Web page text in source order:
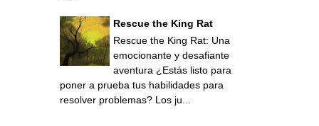
Rescue the King Rat
Rescue the King Rat: Una
emocionante y desafiante
aventura ¿Estás listo para
poner a prueba tus habilidades para
resolver problemas? Los ju...